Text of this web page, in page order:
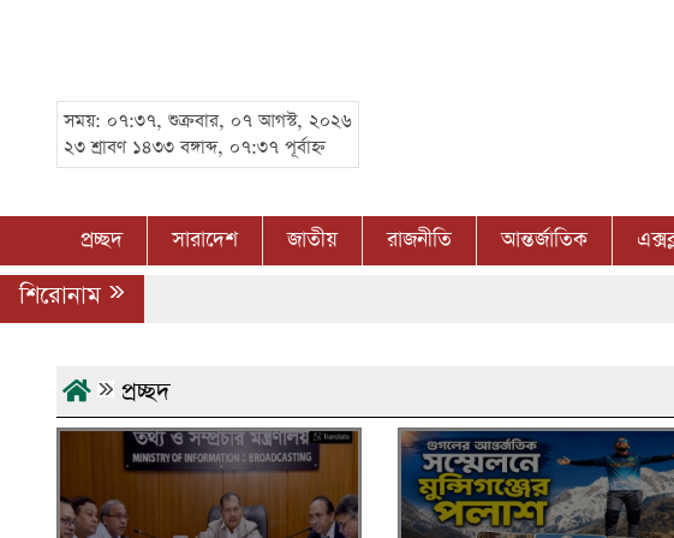
সময়: ০৭:৩৭, শুক্রবার, ০৭ আগস্ট, ২০২৬
২৩ শ্রাবণ ১৪৩৩ বঙ্গাব্দ, ০৭:৩৭ পূর্বাহ্ন
প্রচ্ছদ সারাদেশ জাতীয় রাজনীতি আন্তর্জাতিক
শিরোনাম
প্রচ্ছদ